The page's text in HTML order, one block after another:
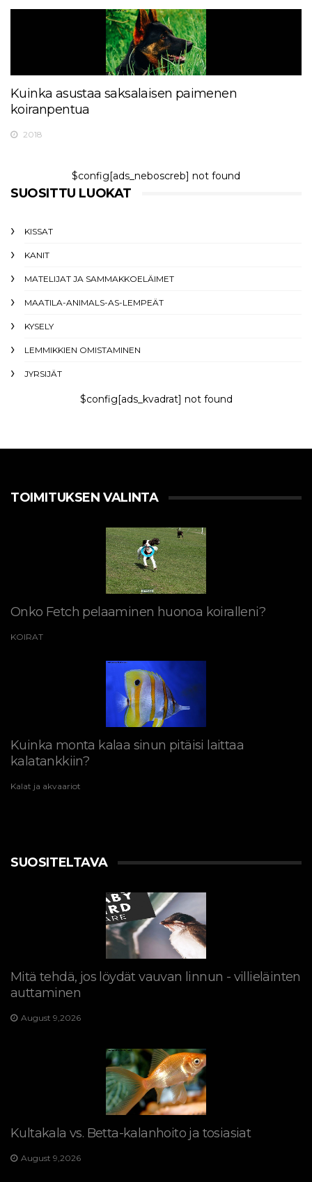
Kuinka asustaa saksalaisen paimenen
koiranpentua
2018
$config[ads_neboscreb] not found
SUOSITTU LUOKAT
KISSAT
KANIT
MATELIJAT JA SAMMAKKOELÄIMET
MAATILA-ANIMALS-AS-LEMPEÄT
KYSELY
LEMMIKKIEN OMISTAMINEN
JYRSIJÄT
$config[ads_kvadrat] not found
TOIMITUKSEN VALINTA
Onko Fetch pelaaminen huonoa koiralleni?
KOIRAT
Kuinka monta kalaa sinun pitäisi laittaa
kalatankkiin?
Kalat ja akvaariot
SUOSITELTAVA
Mitä tehdä, jos löydät vauvan linnun - villieläinten
auttaminen
August 9,2026
Kultakala vs. Betta-kalanhoito ja tosiasiat
August 9,2026